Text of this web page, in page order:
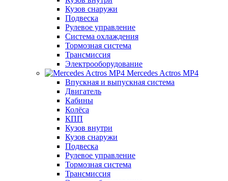
Кузов снаружи
Подвеска
Рулевое управление
Система охлаждения
Тормозная система
Трансмиссия
Электрооборудование
Mercedes Actros MP4
Впускная и выпускная система
Двигатель
Кабины
Колёса
КПП
Кузов внутри
Кузов снаружи
Подвеска
Рулевое управление
Тормозная система
Трансмиссия